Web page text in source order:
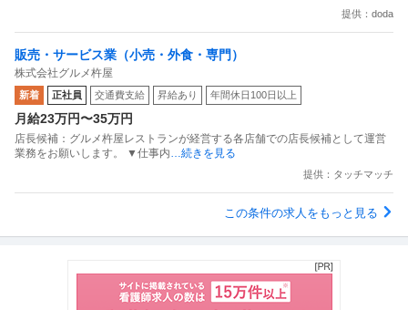
提供：doda
販売・サービス業（小売・外食・専門）
株式会社グルメ杵屋
新着 正社員 交通費支給 昇給あり 年間休日100日以上
月給23万円〜35万円
店長候補：グルメ杵屋レストランが経営する各店舗での店長候補として運営
業務をお願いします。 ▼仕事内 …続きを見る
提供：タッチマッチ
この条件の求人をもっと見る